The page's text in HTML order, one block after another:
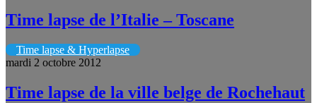
Time lapse de l’Italie – Toscane
Time lapse & Hyperlapse
mardi 2 octobre 2012
Time lapse de la ville belge de Rochehaut